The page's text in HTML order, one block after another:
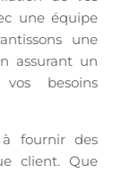
une équipe
une
assurant un
besoins
fournir des
client. Que